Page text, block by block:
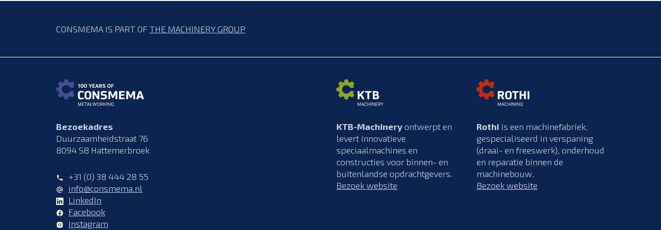
CONSMEMA IS PART OFTHE MACHINERY GROUP
Bezoekadres
Duurzaamheidstraat 76
8094 SB Hattemerbroek
+31 (0) 38 444 28 55
info@consmema.nl
LinkedIn
Facebook
Instagram
KTB-Machineryontwerpt en
levert innovatieve
speciaalmachines en
constructies voor binnen- en
buitenlandse opdrachtgevers.
Bezoek website
Rothi is een machinefabriek,
gespecialiseerd in verspaning
(draai- en freeswerk), onderhoud
en reparatie binnen de
machinebouw.
Bezoek website